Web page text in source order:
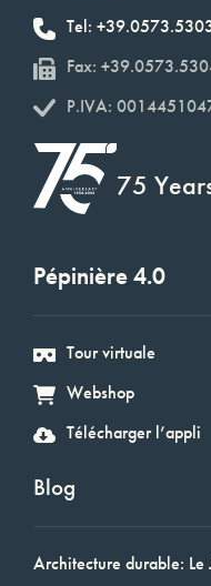
Tel:
Fax:
P.IVA:
75
Pépinière 4.0
Tour virtuale
Webshop
Télécharger l’appli
Blog
Architecture durable: Le